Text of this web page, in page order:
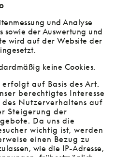
und Analyse
sowie der Auswertung und
wird auf der Website der
keine Cookies.
auf Basis des Art.
berechtigtes Interesse
Nutzerverhaltens auf
Steigerung der
Da uns die
wichtig ist, werden
einen Bezug zu
wie die IP-Adresse,